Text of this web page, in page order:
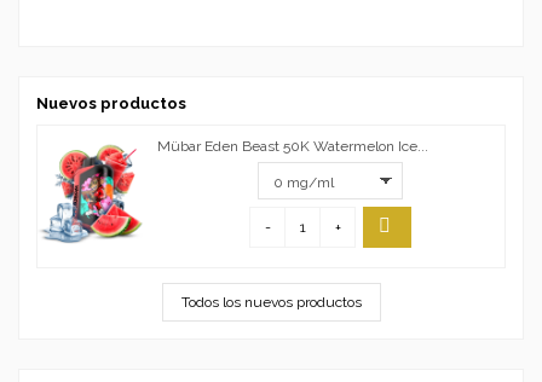
Nuevos productos
Mübar Eden Beast 50K Watermelon Ice...
- +
Todos los nuevos productos